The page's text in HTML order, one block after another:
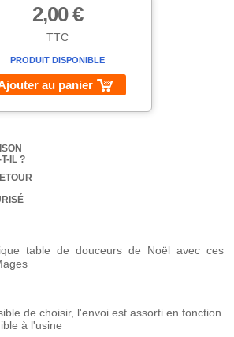
2,00 €
TTC
PRODUIT DISPONIBLE
au panier
IL ?
table de douceurs de Noël avec ces
de choisir, l'envoi est assorti en fonction
à l'usine